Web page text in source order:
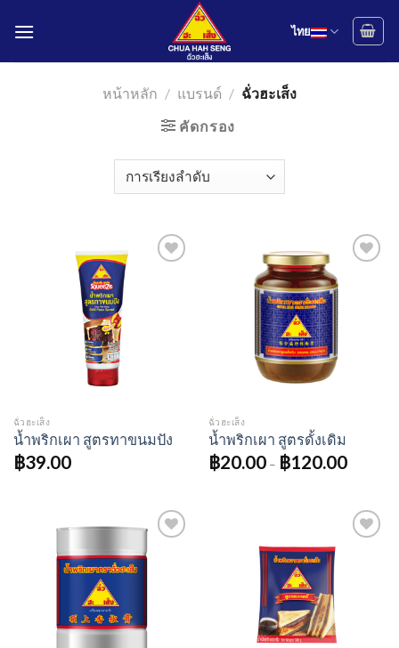
ไทย
หน้าหลัก / แบรนด์ / ฉั่วฮะเส็ง
คัดกรอง
ฉั่วฮะเส็ง
น้ำพริกเผา สูตรทาขนมปัง
฿39.00
ฉั่วฮะเส็ง
น้ำพริกเผา สูตรดั้งเดิม
฿20.00– ฿120.00
wishlist